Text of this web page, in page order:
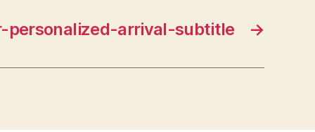
→
personalized-arrival-subtitle